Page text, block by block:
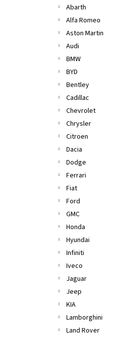
Abarth
Alfa Romeo
Aston Martin
Audi
BMW
BYD
Bentley
Cadillac
Chevrolet
Chrysler
Citroen
Dacia
Dodge
Ferrari
Fiat
Ford
GMC
Honda
Hyundai
Infiniti
Iveco
Jaguar
Jeep
KIA
Lamborghini
Land Rover